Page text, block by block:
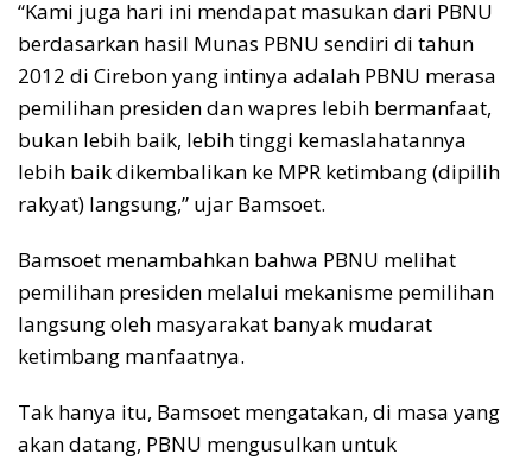
“Kami juga hari ini mendapat masukan dari PBNU
berdasarkan hasil Munas PBNU sendiri di tahun
2012 di Cirebon yang intinya adalah PBNU merasa
pemilihan presiden dan wapres lebih bermanfaat,
bukan lebih baik, lebih tinggi kemaslahatannya
lebih baik dikembalikan ke MPR ketimbang (dipilih
rakyat) langsung,” ujar Bamsoet.
Bamsoet menambahkan bahwa PBNU melihat
pemilihan presiden melalui mekanisme pemilihan
langsung oleh masyarakat banyak mudarat
ketimbang manfaatnya.
Tak hanya itu, Bamsoet mengatakan, di masa yang
akan datang, PBNU mengusulkan untuk